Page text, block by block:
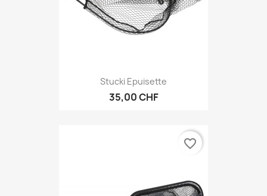
Stucki Epuisette
35,00 CHF
favorite_border